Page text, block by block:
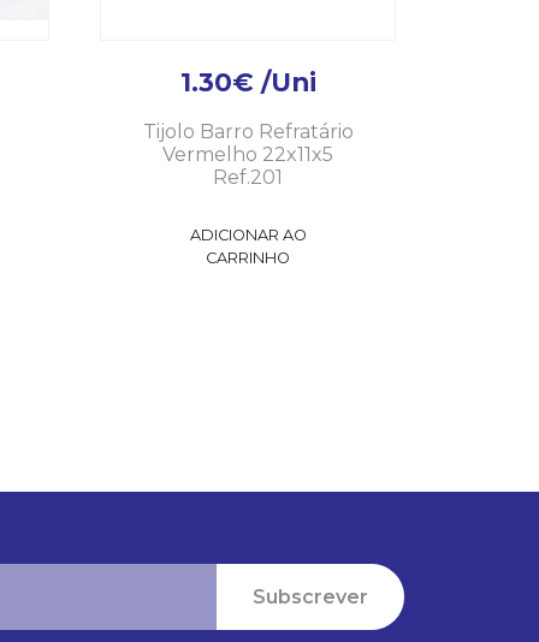
1.30€ /Uni
Tijolo Barro Refratário
Vermelho 22x11x5
Ref.201
ADICIONAR AO
CARRINHO
Subscrever